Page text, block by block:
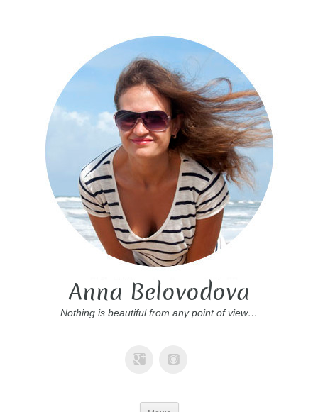
Anna Belovodova
Nothing is beautiful from any point of view…